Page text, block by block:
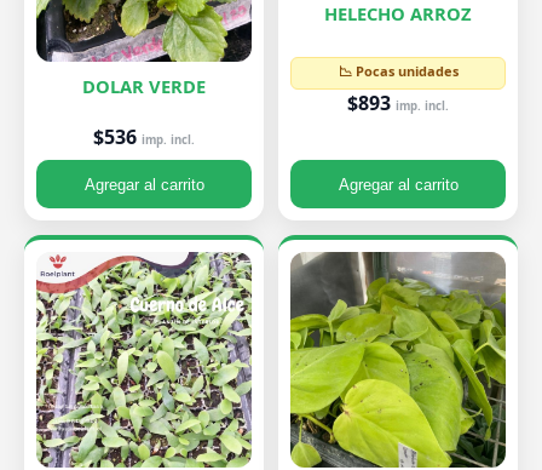
DOLAR VERDE
$536 imp. incl.
Agregar al carrito
HELECHO ARROZ
📉 Pocas unidades
$893 imp. incl.
Agregar al carrito